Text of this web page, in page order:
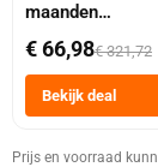
maanden
abonnement
€ 66,98€ 321,72
Bekijk deal
Prijs en voorraad